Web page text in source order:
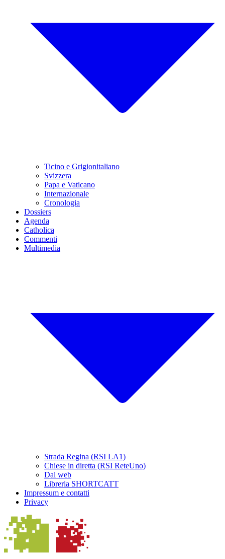
Ticino e Grigionitaliano
Svizzera
Papa e Vaticano
Internazionale
Cronologia
Dossiers
Agenda
Catholica
Commenti
Multimedia
Strada Regina (RSI LA1)
Chiese in diretta (RSI ReteUno)
Dal web
Libreria SHORTCATT
Impressum e contatti
Privacy